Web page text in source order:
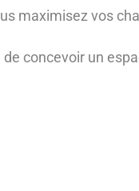
maximisez vos
concevoir un